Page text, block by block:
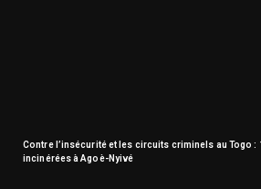
Contre l’insécurité et les circuits criminels au Togo
incinérées à Agoè-Nyivé